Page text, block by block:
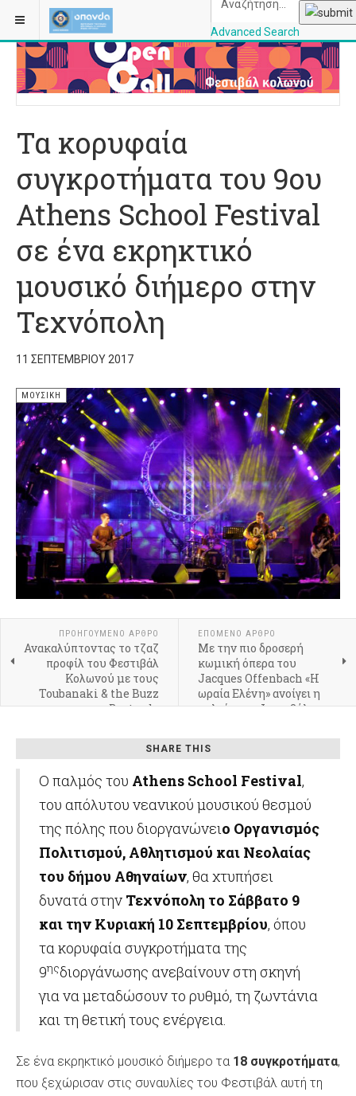
Advanced Search
ΒΡΊΣΚΕΣΤΕ ΕΔΏ: ΑΡΧΙΚΉ
Τα κορυφαία
συγκροτήματα του 9ου
Athens School Festival
σε ένα εκρηκτικό
μουσικό διήμερο στην
Τεχνόπολη
11 ΣΕΠΤΕΜΒΡΊΟΥ 2017
ΜΟΥΣΙΚΉ
ΠΡΟΗΓΟΎΜΕΝΟ ΆΡΘΡΟ
Ανακαλύπτοντας το τζαζ
προφίλ του Φεστιβάλ
Κολωνού με τους
Toubanaki & the Buzz
Bastardz
ΕΠΌΜΕΝΟ ΆΡΘΡΟ
Με την πιο δροσερή
κωμική όπερα του
Jacques Offenbach «Η
ωραία Ελένη» ανοίγει η
αυλαία του Φεστιβάλ
SHARE THIS
Ο παλμός του Athens School Festival,
του απόλυτου νεανικού μουσικού θεσμού
της πόλης που διοργανώνειο Οργανισμός
Πολιτισμού, Αθλητισμού και Νεολαίας
του δήμου Αθηναίων, θα χτυπήσει
δυνατά στην Τεχνόπολη το Σάββατο 9
και την Κυριακή 10 Σεπτεμβρίου, όπου
τα κορυφαία συγκροτήματα της
9ηςδιοργάνωσης ανεβαίνουν στη σκηνή
για να μεταδώσουν το ρυθμό, τη ζωντάνια
και τη θετική τους ενέργεια.
Σε ένα εκρηκτικό μουσικό διήμερο τα 18 συγκροτήματα,
που ξεχώρισαν στις συναυλίες του Φεστιβάλ αυτή τη